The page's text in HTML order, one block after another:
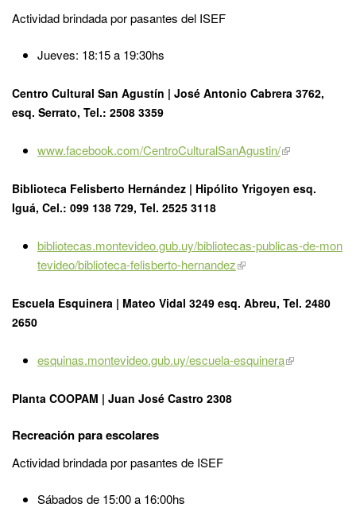
Actividad brindada por pasantes del ISEF
Jueves: 18:15 a 19:30hs
Centro Cultural San Agustín | José Antonio Cabrera 3762,
esq. Serrato, Tel.: 2508 3359
www.facebook.com/CentroCulturalSanAgustin/
Biblioteca Felisberto Hernández | Hipólito Yrigoyen esq.
Iguá, Cel.: 099 138 729, Tel. 2525 3118
bibliotecas.montevideo.gub.uy/bibliotecas-publicas-de-mon
tevideo/biblioteca-felisberto-hernandez
Escuela Esquinera | Mateo Vidal 3249 esq. Abreu, Tel. 2480
2650
esquinas.montevideo.gub.uy/escuela-esquinera
Planta COOPAM | Juan José Castro 2308
Recreación para escolares
Actividad brindada por pasantes de ISEF
Sábados de 15:00 a 16:00hs